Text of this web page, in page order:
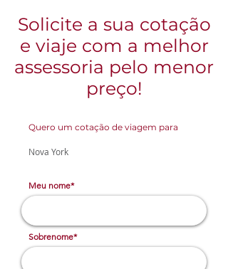
Solicite a sua cotação
e viaje com a melhor
assessoria pelo menor
preço!
Quero um cotação de viagem para
Nova York
Meu nome*
Sobrenome*